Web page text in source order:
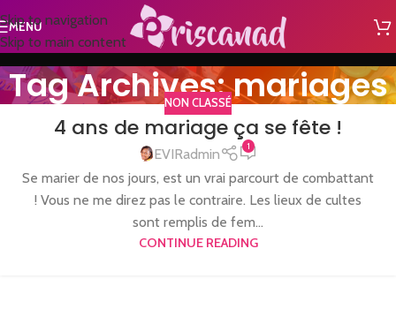
Skip to navigation
Skip to main content
MENU
Tag Archives: mariages
NON CLASSÉ
4 ans de mariage ça se fête !
EVIRadmin 1
Se marier de nos jours, est un vrai parcourt de combattant
! Vous ne me direz pas le contraire. Les lieux de cultes
sont remplis de fem...
CONTINUE READING